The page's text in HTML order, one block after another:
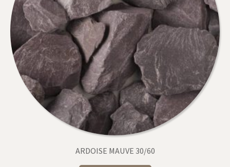
ARDOISE MAUVE 30/60